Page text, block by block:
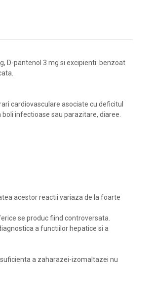
D-pantenol 3 mg si excipienti: benzoat
cardiovasculare asociate cu deficitul
infectioase sau parazitare, diaree.
acestor reactii variaza de la foarte
se produc fiind controversata.
a functiilor hepatice si a
a zaharazei-izomaltazei nu